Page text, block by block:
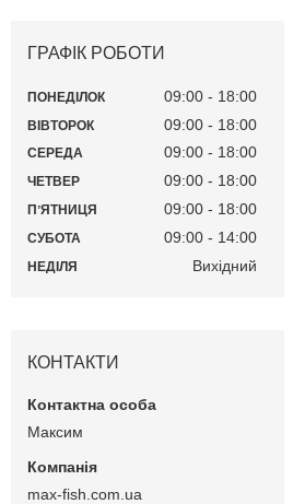
ГРАФІК РОБОТИ
ПОНЕДІЛОК 09:00 18:00
ВІВТОРОК 09:00 18:00
СЕРЕДА 09:00 18:00
ЧЕТВЕР 09:00 18:00
ПʼЯТНИЦЯ 09:00 18:00
СУБОТА 09:00 14:00
НЕДІЛЯ Вихідний
КОНТАКТИ
Максим
max-fish.com.ua